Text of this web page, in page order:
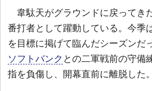
韋駄天がグラウンドに戻ってき
番打者として躍動している。今季
を目標に掲げて臨んだシーズンだ
ソフトバンク との二軍戦前の守備
指を負傷し、開幕直前に離脱した。